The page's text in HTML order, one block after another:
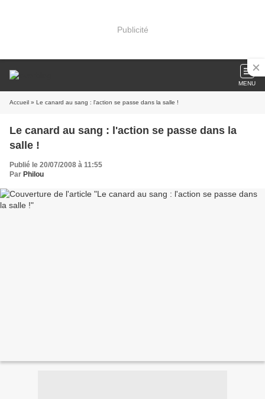
Publicité
MENU
Accueil » Le canard au sang : l'action se passe dans la salle !
Le canard au sang : l'action se passe dans la
salle !
Publié le 20/07/2008 à 11:55
Par Philou